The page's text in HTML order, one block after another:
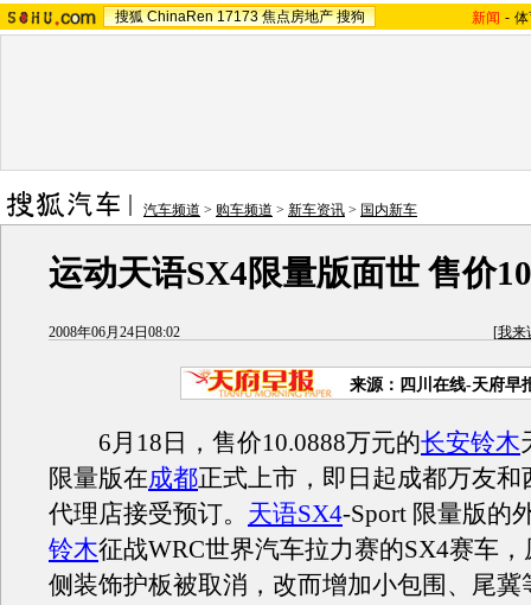
搜狐 ChinaRen 17173 焦点房地产 搜狗 新闻 -
汽车频道 > 购车频道 > 新车资讯 > 国内新车
运动天语SX4限量版面世 售价
2008年06月24日08:02 [我来
来源：四川在线-天府早
6月18日，售价10.0888万元的长安铃木
限量版在成都正式上市，即日起成都万友和
代理店接受预订。 天语SX4-Sport 限量版的
铃木征战WRC世界汽车拉力赛的SX4赛车
侧装饰护板被取消，改而增加小包围、尾冀